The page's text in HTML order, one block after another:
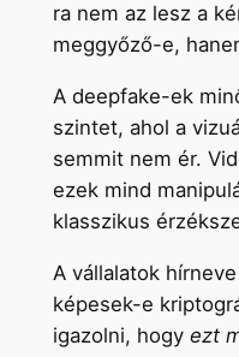
ra nem az lesz a
meggyőző-e,
A deepfake-ek
szintet, ahol a
semmit nem ér.
ezek mind
klasszikus
A vállalatok
képesek-e
igazolni, hogy ezt